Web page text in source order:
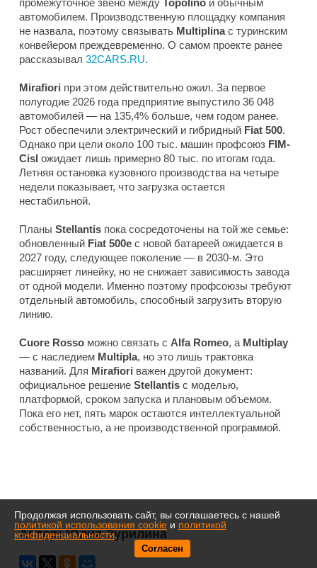
автомобилем. Производственную площадку компания
не назвала, поэтому связывать Multiplinaс туринским
конвейером преждевременно. О самом проекте ранее
рассказывал 32CARS.RU.
Mirafiori при этом действительно ожил. За первое
полугодие 2026 года предприятие выпустило 36 048
автомобилей — на 135,4% больше, чем годом ранее.
Рост обеспечили электрический и гибридный Fiat 500.
Однако при цели около 100 тыс. машин профсоюз FIM-
Cisl ожидает лишь примерно 80 тыс. по итогам года.
Летняя остановка кузовного производства на четыре
недели показывает, что загрузка остается
нестабильной.
Планы Stellantis пока сосредоточены на той же семье:
обновленный Fiat 500e с новой батареей ожидается в
2027 году, следующее поколение — в 2030-м. Это
расширяет линейку, но не снижает зависимость завода
от одной модели. Именно поэтому профсоюзы требуют
отдельный автомобиль, способный загрузить вторую
линию.
Cuore Rosso можно связать с Alfa Romeo, а Multiplay
— с наследием Multipla, но это лишь трактовка
названий. Для Mirafiori важен другой документ:
официальное решение Stellantis с моделью,
платформой, сроком запуска и плановым объемом.
Пока его нет, пять марок остаются интеллектуальной
собственностью, а не производственной программой.
Автор:Юлия Зурилина
Продолжая использовать сайт, вы соглашаетесь с нашей
политикой использования cookie и политикой
конфиденциальности.
Согласен